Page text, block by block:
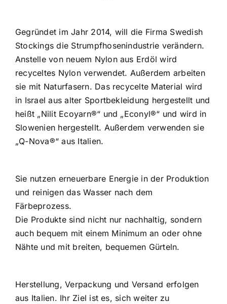
Gegründet im Jahr 2014, will die Firma Swedish
Stockings die Strumpfhosenindustrie verändern.
Anstelle von neuem Nylon aus Erdöl wird
recyceltes Nylonverwendet. Außerdem arbeiten
sie mit Naturfasern. Das recycelte Material wird
in Israel aus alter Sportbekleidung hergestellt und
heißt „Nilit Ecoyarn®“ und „Econyl®“ und wird in
Slowenien hergestellt. Außerdem verwenden sie
„Q-Nova®“ aus Italien.
Sie nutzen erneuerbare Energie in der Produktion
und reinigen das Wasser nach dem
Färbeprozess.
Die Produkte sind nicht nur nachhaltig, sondern
auch bequem mit einem Minimum an oder ohne
Nähte und mit breiten, bequemen Gürteln.
Herstellung, Verpackung und Versand erfolgen
aus Italien. Ihr Ziel ist es, sich weiter zu